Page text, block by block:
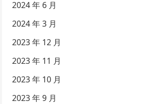
2024 年 6 月
2024 年 3 月
2023 年 12 月
2023 年 11 月
2023 年 10 月
2023 年 9 月